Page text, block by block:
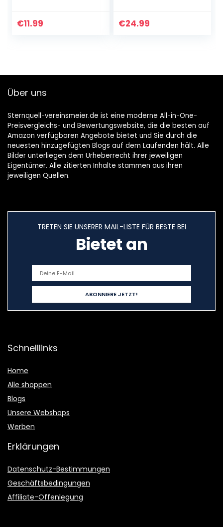
hergestellt in
€11.99
Whisky-Geschenk
€24.99
Über uns
Sternquell-vereinsmeier.de ist eine moderne All-in-One-
Preisvergleichs- und Bewertungswebsite, die die besten auf
Amazon verfügbaren Angebote bietet und Sie durch die
neuesten hinzugefügten Blogs auf dem Laufenden hält. Alle
Bilder unterliegen dem Urheberrecht ihrer jeweiligen
Eigentümer. Alle zitierten Inhalte stammen aus ihren
jeweiligen Quellen.
TRETEN SIE UNSERER MAIL-LISTE FÜR BESTE BEI
Bietet an
Schnelllinks
Home
Alle shoppen
Blogs
Unsere Webshops
Werben
Erklärungen
Datenschutz-Bestimmungen
Geschäftsbedingungen
Affiliate-Offenlegung